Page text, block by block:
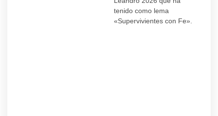
tenido como lema
«Supervivientes con Fe».